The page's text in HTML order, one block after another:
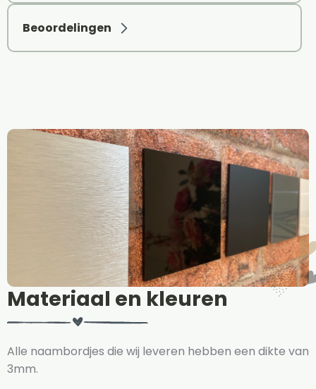
Beoordelingen
Materiaal en kleuren
Alle naambordjes die wij leveren hebben een dikte van
3mm.